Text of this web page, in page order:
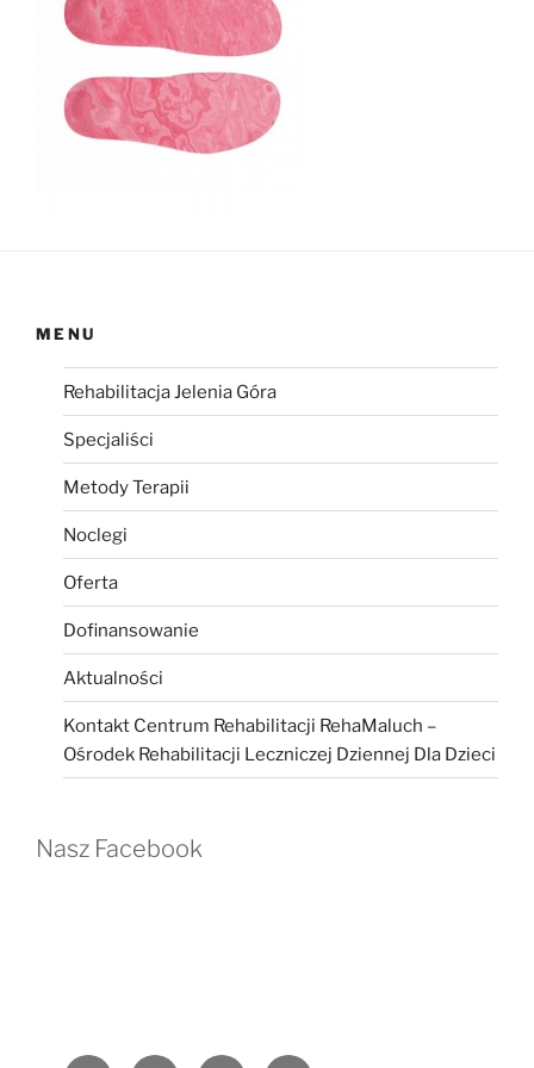
MENU
Rehabilitacja Jelenia Góra
Specjaliści
Metody Terapii
Noclegi
Oferta
Dofinansowanie
Aktualności
Kontakt Centrum Rehabilitacji RehaMaluch –
Ośrodek Rehabilitacji Leczniczej Dziennej Dla Dzieci
Nasz Facebook